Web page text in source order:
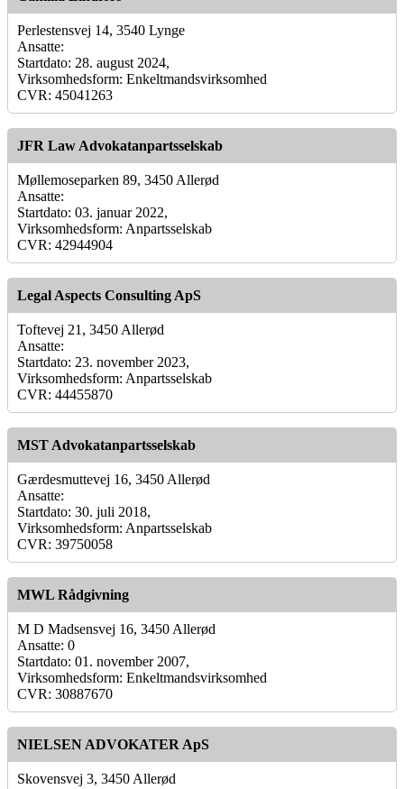
Perlestensvej 14, 3540 Lynge
Ansatte:
Startdato: 28. august 2024,
Virksomhedsform: Enkeltmandsvirksomhed
CVR: 45041263
JFR Law Advokatanpartsselskab
Møllemoseparken 89, 3450 Allerød
Ansatte:
Startdato: 03. januar 2022,
Virksomhedsform: Anpartsselskab
CVR: 42944904
Legal Aspects Consulting ApS
Toftevej 21, 3450 Allerød
Ansatte:
Startdato: 23. november 2023,
Virksomhedsform: Anpartsselskab
CVR: 44455870
MST Advokatanpartsselskab
Gærdesmuttevej 16, 3450 Allerød
Ansatte:
Startdato: 30. juli 2018,
Virksomhedsform: Anpartsselskab
CVR: 39750058
MWL Rådgivning
M D Madsensvej 16, 3450 Allerød
Ansatte: 0
Startdato: 01. november 2007,
Virksomhedsform: Enkeltmandsvirksomhed
CVR: 30887670
NIELSEN ADVOKATER ApS
Skovensvej 3, 3450 Allerød